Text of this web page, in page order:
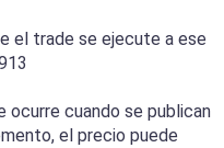
el trade se ejecute a ese
ocurre cuando se publican
el precio puede